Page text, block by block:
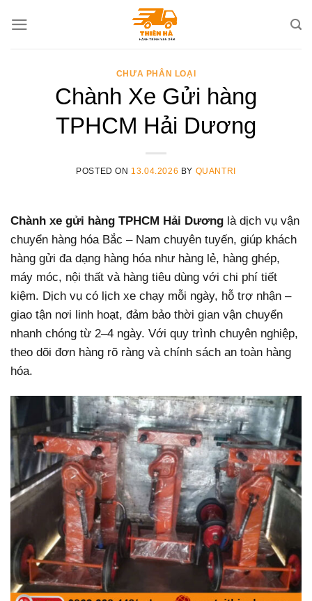
CHƯA PHÂN LOẠI
Chành Xe Gửi hàng
TPHCM Hải Dương
POSTED ON 13.04.2026 BY QUANTRI
Chành xe gửi hàng TPHCM Hải Dương là dịch vụ vận
chuyển hàng hóa Bắc – Nam chuyên tuyến, giúp khách
hàng gửi đa dạng hàng hóa như hàng lẻ, hàng ghép,
máy móc, nội thất và hàng tiêu dùng với chi phí tiết
kiệm. Dịch vụ có lịch xe chạy mỗi ngày, hỗ trợ nhận –
giao tận nơi linh hoạt, đảm bảo thời gian vận chuyển
nhanh chóng từ 2–4 ngày. Với quy trình chuyên nghiệp,
theo dõi đơn hàng rõ ràng và chính sách an toàn hàng
hóa.